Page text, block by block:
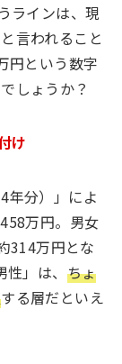
ラインは、現
言われること
円という数字
しょうか？
け
年分）」によ
万円。男女
314万円とな
」は、 ちょ
する層だといえ